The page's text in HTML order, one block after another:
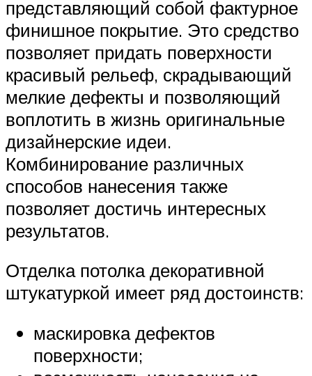
представляющий собой фактурное
финишное покрытие. Это средство
позволяет придать поверхности
красивый рельеф, скрадывающий
мелкие дефекты и позволяющий
воплотить в жизнь оригинальные
дизайнерские идеи.
Комбинирование различных
способов нанесения также
позволяет достичь интересных
результатов.
Отделка потолка декоративной
штукатуркой имеет ряд достоинств:
маскировка дефектов
поверхности;